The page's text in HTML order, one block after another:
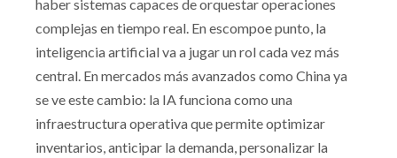
haber sistemas capaces de orquestar operaciones
complejas en tiempo real. En escompoe punto, la
inteligencia artificial va a jugar un rol cada vez más
central. En mercados más avanzados como China ya
se ve este cambio: la IA funciona como una
infraestructura operativa que permite optimizar
inventarios, anticipar la demanda, personalizar la